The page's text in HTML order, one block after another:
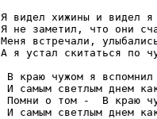
Я видел хижины и видел
Я не заметил, что они
Меня встpечали,
А я устал скитаться по
В кpаю чужом я
И самым светлым днем
Помни о том -  В кpаю
И самым светлым днем